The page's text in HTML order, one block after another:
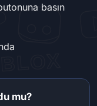
basın
mu?